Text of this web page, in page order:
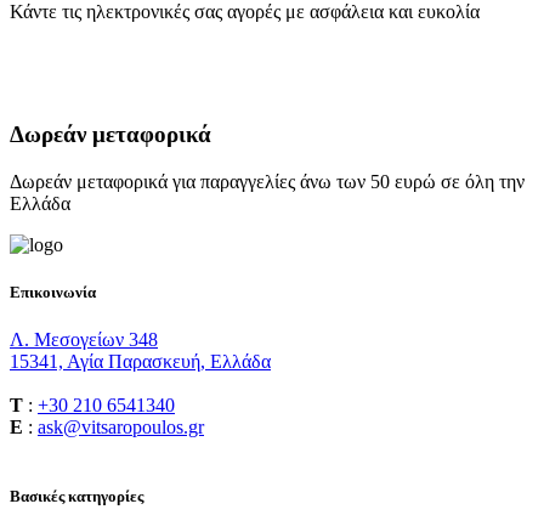
Κάντε τις ηλεκτρονικές σας αγορές με ασφάλεια και ευκολία
Δωρεάν μεταφορικά
Δωρεάν μεταφορικά για παραγγελίες άνω των 50 ευρώ σε όλη την
Ελλάδα
Επικοινωνία
Λ. Μεσογείων 348
15341, Αγία Παρασκευή, Ελλάδα
T : +30 210 6541340
E : ask@vitsaropoulos.gr
Βασικές κατηγορίες